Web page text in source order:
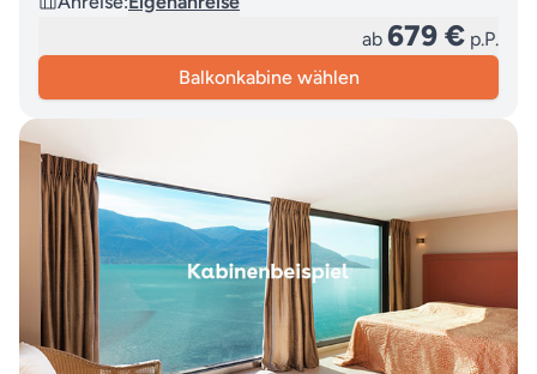
ab 679 € p.P.
Balkonkabine wählen